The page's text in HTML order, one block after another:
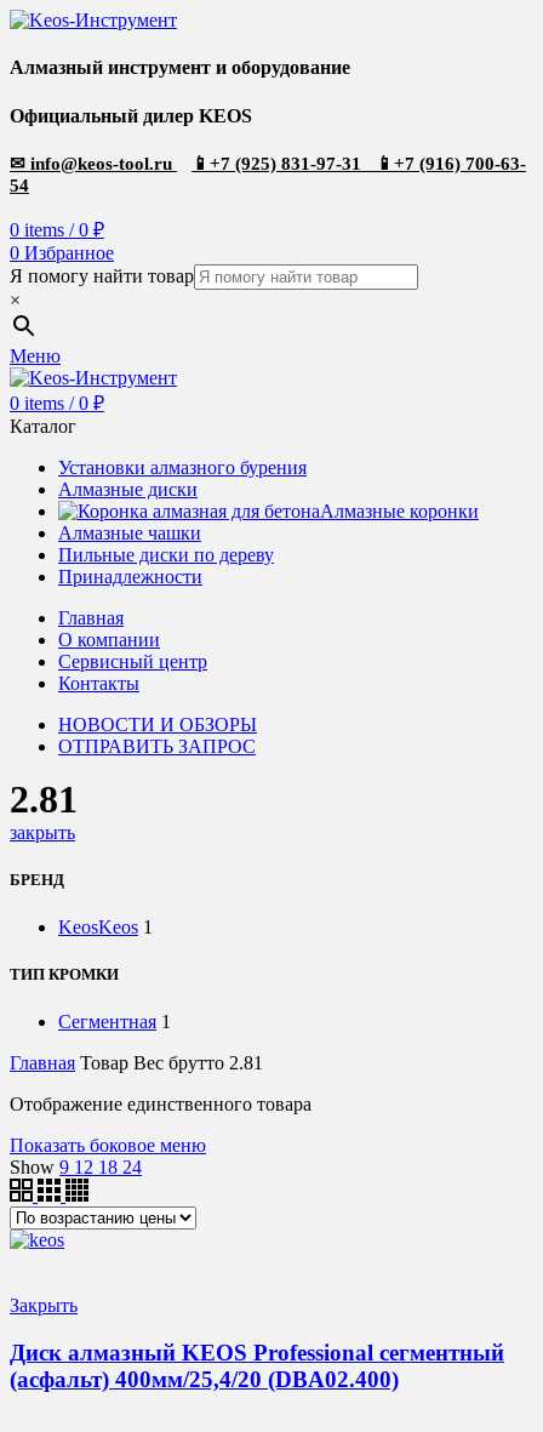
Алмазный инструмент и оборудование
Официальный дилер KEOS
✉ info@keos-tool.ru 📱 +7 (925) 831-97-31 📱 +7 (916) 700-63-
54
0 items / 0 ₽
0 Избранное
Я помогу найти товар
×
Меню
0 items / 0 ₽
Каталог
Установки алмазного бурения
Алмазные диски
Алмазные коронки
Алмазные чашки
Пильные диски по дереву
Принадлежности
Главная
О компании
Сервисный центр
Контакты
НОВОСТИ И ОБЗОРЫ
ОТПРАВИТЬ ЗАПРОС
2.81
закрыть
БРЕНД
KeosKeos 1
ТИП КРОМКИ
Сегментная 1
Главная Товар Вес брутто 2.81
Отображение единственного товара
Показать боковое меню
Show 9 12 18 24
Закрыть
Диск алмазный KEOS Professional сегментный
(асфальт) 400мм/25,4/20 (DBA02.400)